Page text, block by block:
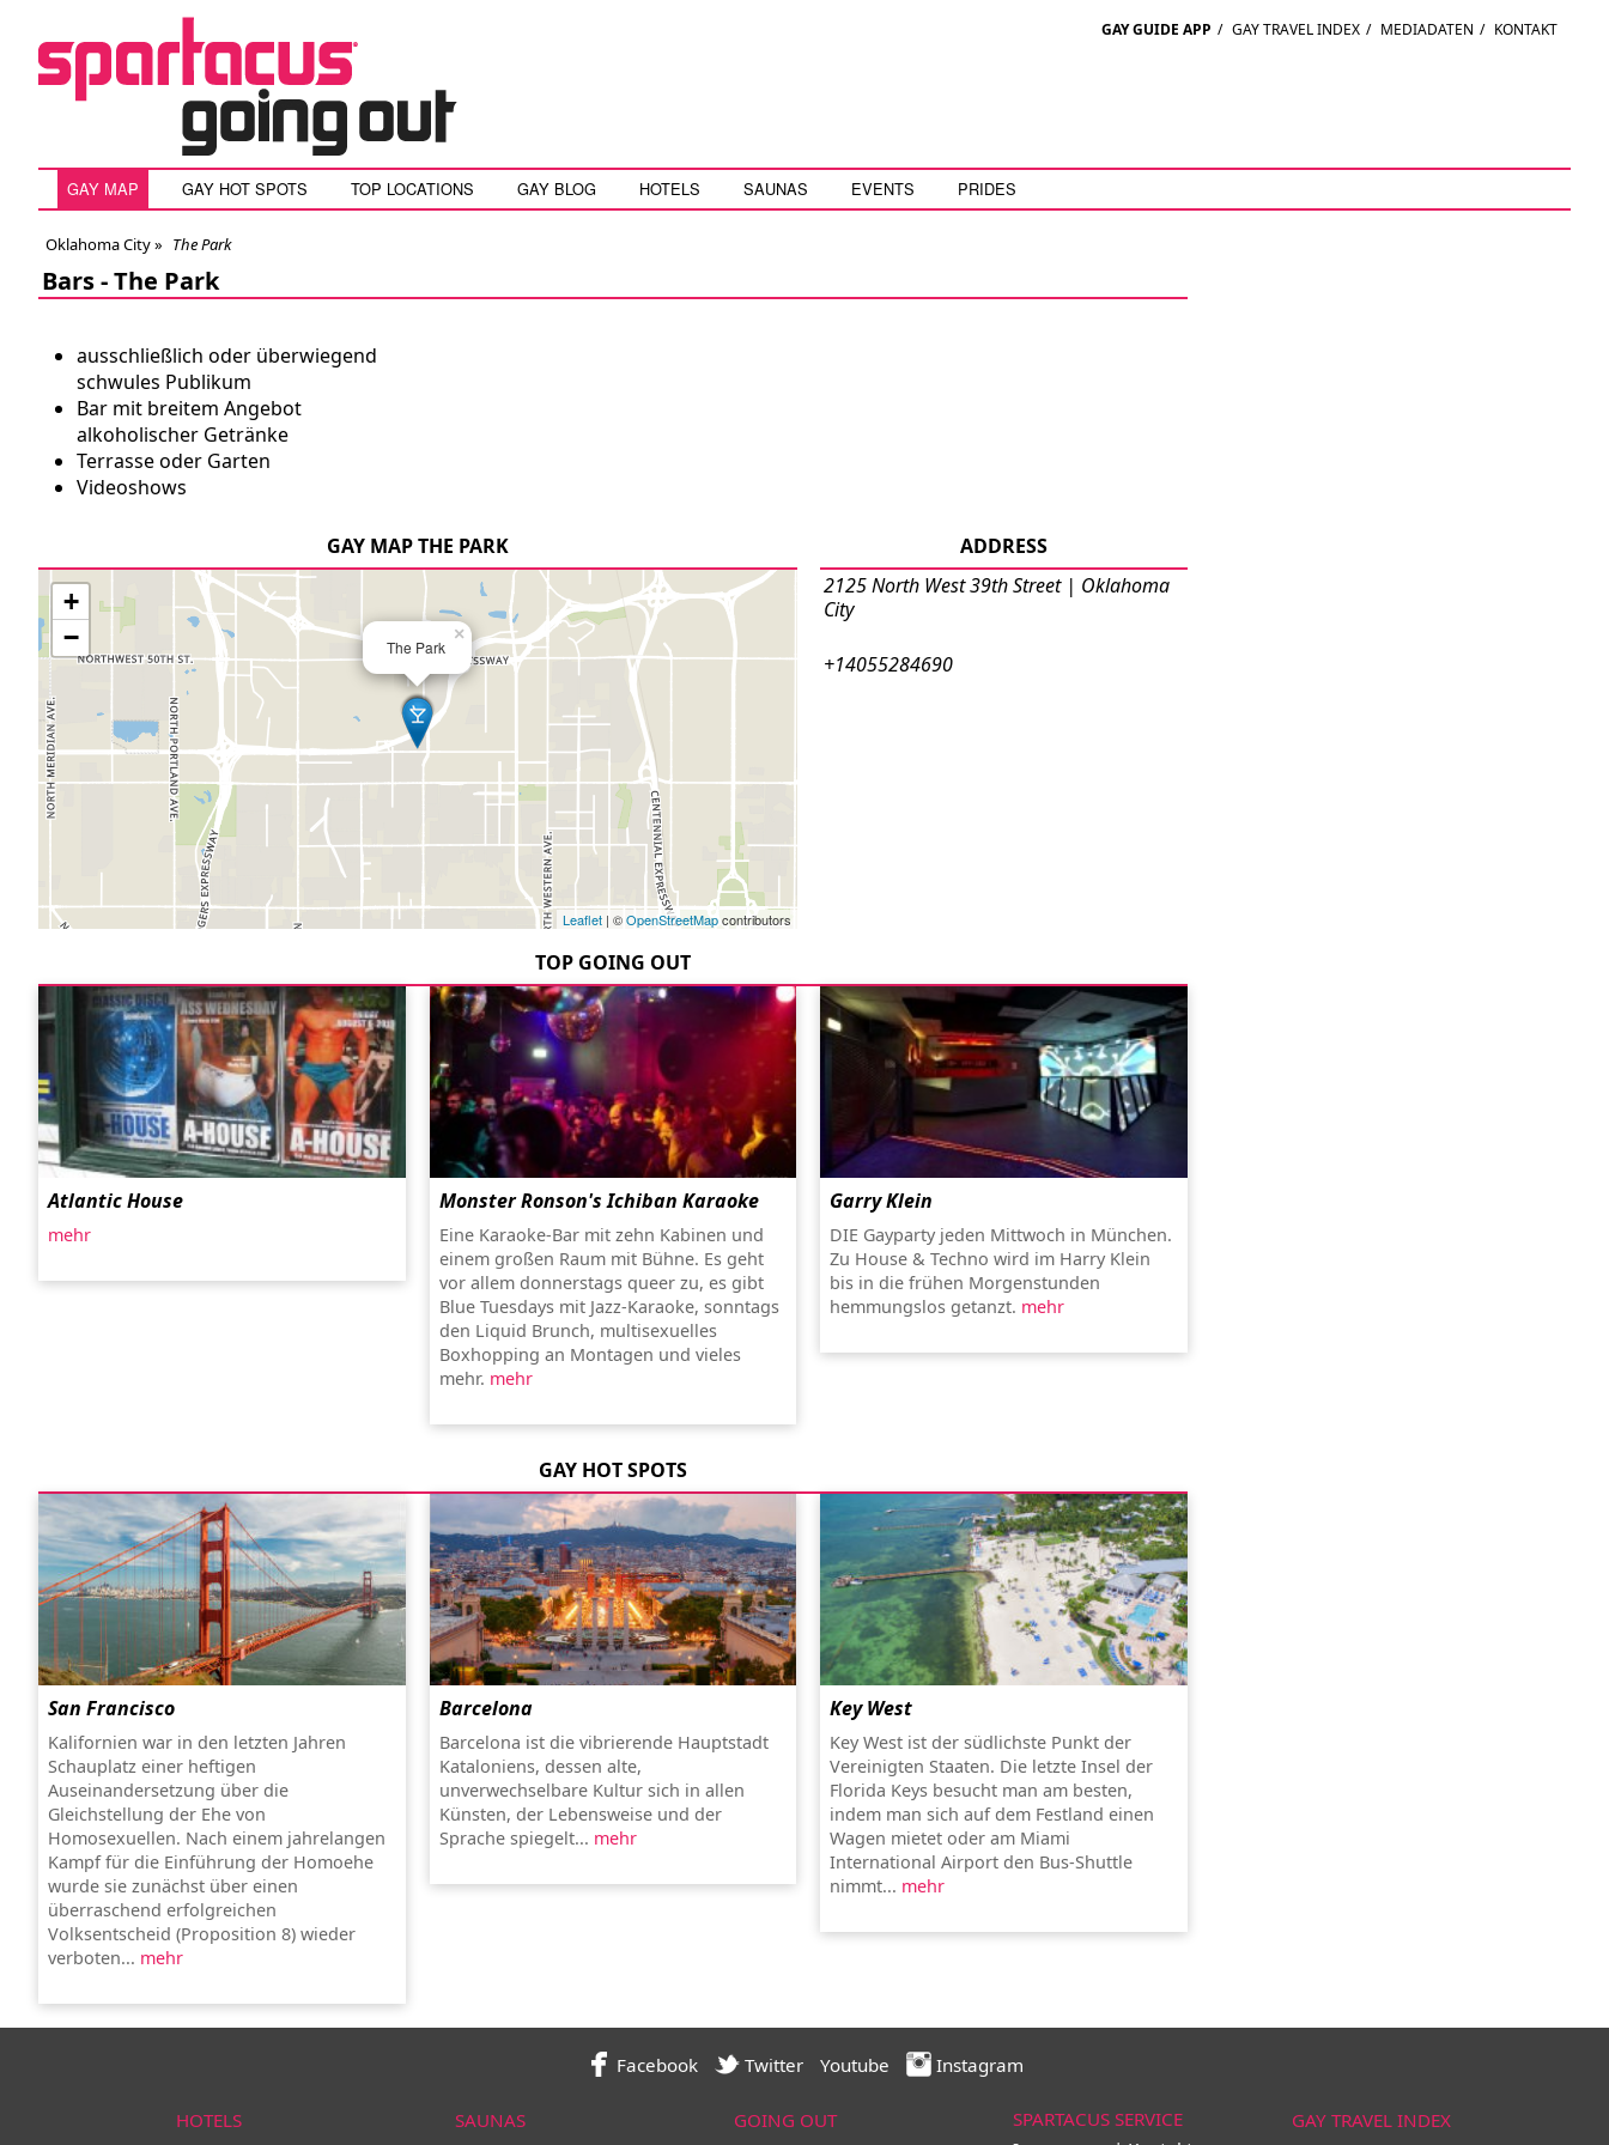
GAY GUIDE APP / GAY TRAVEL INDEX / MEDIADATEN / KONTAKT
GAY MAP GAY HOT SPOTS TOP LOCATIONS GAY BLOG HOTELS SAUNAS EVENTS PRIDES
Oklahoma City» The Park
Bars -The Park
ausschließlich oder überwiegend
schwules Publikum
Bar mit breitem Angebot
alkoholischer Getränke
Terrasse oder Garten
Videoshows
ADDRESS
2125 North West 39th Street | Oklahoma
City
+14055284690
GAY MAP THE PARK
The Park
×
+
−
Leaflet| ©OpenStreetMapcontributors
TOP GOING OUT
Atlantic House
mehr
Monster Ronson's Ichiban Karaoke
Eine Karaoke-Bar mit zehn Kabinen und
einem großen Raum mit Bühne. Es geht
vor allem donnerstags queer zu, es gibt
Blue Tuesdays mit Jazz-Karaoke, sonntags
den Liquid Brunch, multisexuelles
Boxhopping an Montagen und vieles
mehr. mehr
Garry Klein
DIE Gayparty jeden Mittwoch in München.
Zu House & Techno wird im Harry Klein
bis in die frühen Morgenstunden
hemmungslos getanzt. mehr
GAY HOT SPOTS
San Francisco
Kalifornien war in den letzten Jahren
Schauplatz einer heftigen
Auseinandersetzung über die
Gleichstellung der Ehe von
Homosexuellen. Nach einem jahrelangen
Kampf für die Einführung der Homoehe
wurde sie zunächst über einen
überraschend erfolgreichen
Volksentscheid (Proposition 8) wieder
verboten... mehr
Barcelona
Barcelona ist die vibrierende Hauptstadt
Kataloniens, dessen alte,
unverwechselbare Kultur sich in allen
Künsten, der Lebensweise und der
Sprache spiegelt... mehr
Key West
Key West ist der südlichste Punkt der
Vereinigten Staaten. Die letzte Insel der
Florida Keys besucht man am besten,
indem man sich auf dem Festland einen
Wagen mietet oder am Miami
International Airport den Bus-Shuttle
nimmt... mehr
Facebook Twitter Youtube Instagram
HOTELS
SAUNAS
GOING OUT
SPARTACUS SERVICE
GAY TRAVEL INDEX